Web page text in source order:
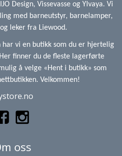
Design, Vissevasse og Ylvaya. Vi
med barneutstyr, barnelamper,
leker fra Liewood.
har vi en butikk som du er hjertelig
finner du de fleste lagerførte
å velge «Hent i butikk» som
Velkommen!
oss